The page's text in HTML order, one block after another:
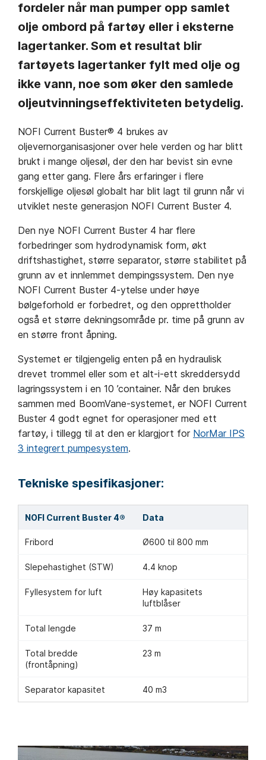
fordeler når man pumper opp samlet
olje ombord på fartøy eller i eksterne
lagertanker. Som et resultat blir
fartøyets lagertanker fylt med olje og
ikke vann, noe som øker den samlede
oljeutvinningseffektiviteten betydelig.
NOFI Current Buster® 4 brukes av
oljevernorganisasjoner over hele verden og har blitt
brukt i mange oljesøl, der den har bevist sin evne
gang etter gang. Flere års erfaringer i flere
forskjellige oljesøl globalt har blit lagt til grunn når vi
utviklet neste generasjon NOFI Current Buster 4.
Den nye NOFI Current Buster 4 har flere
forbedringer som hydrodynamisk form, økt
driftshastighet, større separator, større stabilitet på
grunn av et innlemmet dempingssystem. Den nye
NOFI Current Buster 4-ytelse under høye
bølgeforhold er forbedret, og den opprettholder
også et større dekningsområde pr. time på grunn av
en større front åpning.
Systemet er tilgjengelig enten på en hydraulisk
drevet trommel eller som et alt-i-ett skreddersydd
lagringssystem i en 10 ’container. Når den brukes
sammen med BoomVane-systemet, er NOFI Current
Buster 4 godt egnet for operasjoner med ett
fartøy, i tillegg til at den er klargjort for NorMar IPS
3 integrert pumpesystem.
Tekniske spesifikasjoner:
NOFI Current Buster 4® Data
Fribord Ø600 til 800 mm
Slepehastighet (STW) 4.4 knop
Fyllesystem for luft
Høy kapasitets
luftblåser
Total lengde 37 m
Total bredde
(frontåpning)
23 m
Separator kapasitet 40 m3